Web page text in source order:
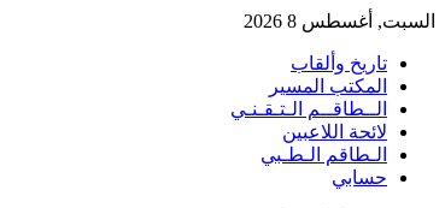
السبت, أغسطس 8 2026
تاريخ وألقاب
المكتب المسير
الــطاقــم الـتـقـنـي
لائحة اللاعبين
الـطاقم الـطـبي
حسابي